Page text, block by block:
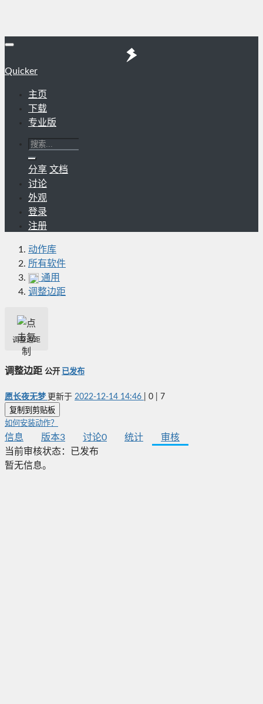
Quicker
主页
下载
专业版
分享 文档
讨论
外观
登录
注册
动作库
所有软件
通用
调整边距
调整边距
调整边距 公开 已发布
愿长夜无梦 更新于 2022-12-14 14:46 0 7
复制到剪贴板
如何安装动作？
信息 版本3 讨论0 统计
审核
当前审核状态：
已发布
暂无信息。